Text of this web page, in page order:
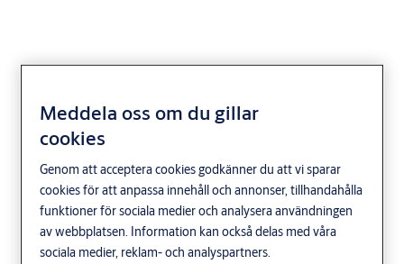
Meddela oss om du gillar
cookies
Genom att acceptera cookies godkänner du att vi sparar
cookies för att anpassa innehåll och annonser, tillhandahålla
funktioner för sociala medier och analysera användningen
av webbplatsen. Information kan också delas med våra
sociala medier, reklam- och analyspartners.